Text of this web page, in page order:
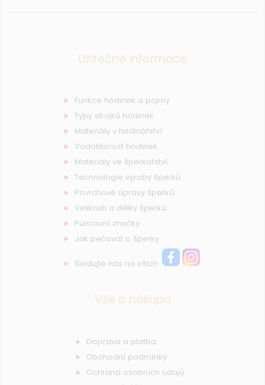
Užitečné informace
Funkce hodinek a pojmy
Typy strojků hodinek
Materiály v hodinářství
Vodotěsnost hodinek
Materiály ve šperkařství
Technologie výroby šperků
Povrchové úpravy šperků
Velikosti a délky šperků
Puncovní značky
Jak pečovat o šperky
Sledujte nás na sítích:
Vše o nákupu
Doprava a platba
Obchodní podmínky
Ochrana osobních údajů